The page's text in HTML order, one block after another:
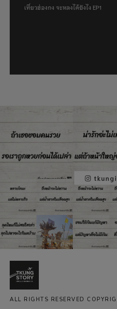
เที่ยวฮ่องกง จะหลงได้ยังไง EP1
ALL RIGHTS RESERVED